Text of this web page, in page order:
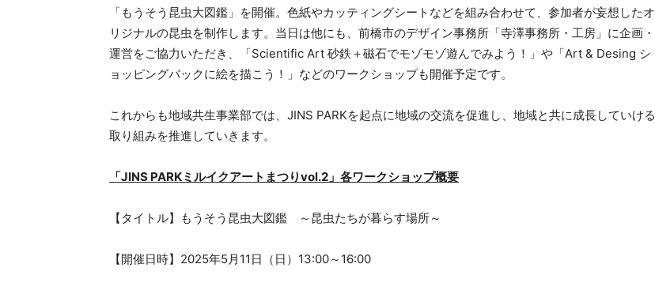
「もうそう昆虫大図鑑」を開催。色紙やカッティングシートなどを組み合わせて、参加者が妄想したオ
リジナルの昆虫を制作します。当日は他にも、前橋市のデザイン事務所「寺澤事務所・工房」に企画・
運営をご協力いただき、「Scientific Art 砂鉄＋磁石でモゾモゾ遊んでみよう！」や「Art & Desing シ
ョッピングバックに絵を描こう！」などのワークショップも開催予定です。
これからも地域共生事業部では、JINS PARKを起点に地域の交流を促進し、地域と共に成長していける
取り組みを推進していきます。
「JINS PARKミルイクアートまつりvol.2」各ワークショップ概要
【タイトル】もうそう昆虫大図鑑 ～昆虫たちが暮らす場所～
【開催日時】2025年5月11日（日）13:00～16:00